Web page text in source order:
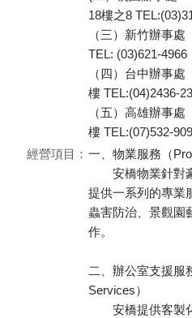
18樓之8
（三）新竹辦事
TEL: (03)621-4966
（四）台中辦事
樓 TEL:(04)2436-
（五）高雄辦事
樓 TEL:(07)532-
經營項目： 一、物業服務（
安橋物業針對豪
提供一系列的專業
蟲害防治、景觀園
作。
二、辦公室支援服
Services）
安橋提供客製化